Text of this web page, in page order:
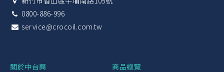
0800-886-996
service@crocoil.com.tw
關於中台興
商品總覽